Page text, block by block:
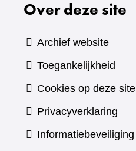
Over deze site
Archief website
Toegankelijkheid
Cookies op deze site
Privacyverklaring
Informatiebeveiliging